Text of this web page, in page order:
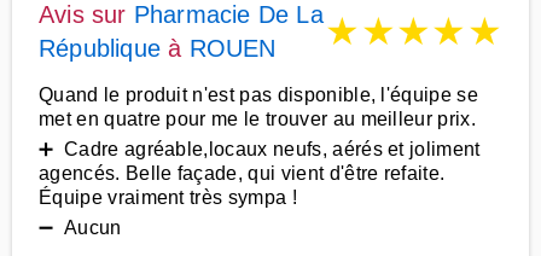
Avis sur Pharmacie De La
République à ROUEN ★★★★★
Quand le produit n'est pas disponible, l'équipe se
met en quatre pour me le trouver au meilleur prix.
➕ Cadre agréable,locaux neufs, aérés et joliment
agencés. Belle façade, qui vient d'être refaite.
Équipe vraiment très sympa !
➖ Aucun